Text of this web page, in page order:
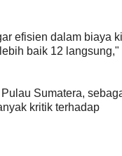
efisien dalam biaya
baik 12 langsung,"
Sumatera,
kritik terhadap